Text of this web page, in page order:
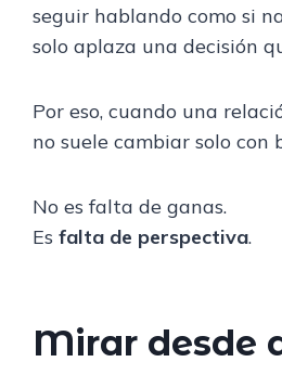
seguir hablando como si
solo aplaza una decisión
Por eso, cuando una
no suele cambiar solo
No es falta de ganas.
Es falta de perspectiva.
Mirar desde